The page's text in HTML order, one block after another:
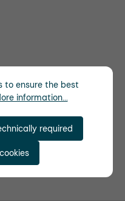
to ensure the best
information...
required